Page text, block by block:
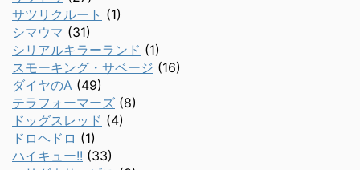
サツリクルート (1)
シマウマ (31)
シリアルキラーランド (1)
スモーキング・サベージ (16)
ダイヤのA (49)
テラフォーマーズ (8)
ドッグスレッド (4)
ドロヘドロ (1)
ハイキュー!! (33)